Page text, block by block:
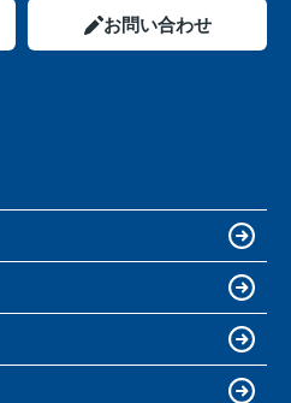
お問い合わせ